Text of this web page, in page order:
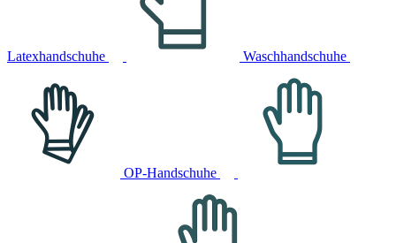
Latexhandschuhe Waschhandschuhe
OP-Handschuhe